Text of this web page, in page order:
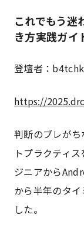
これでもう
き方実践ガイ
登壇者：
https://
判断のブレが
トプラクティ
ジニアから
から半年のタ
した。